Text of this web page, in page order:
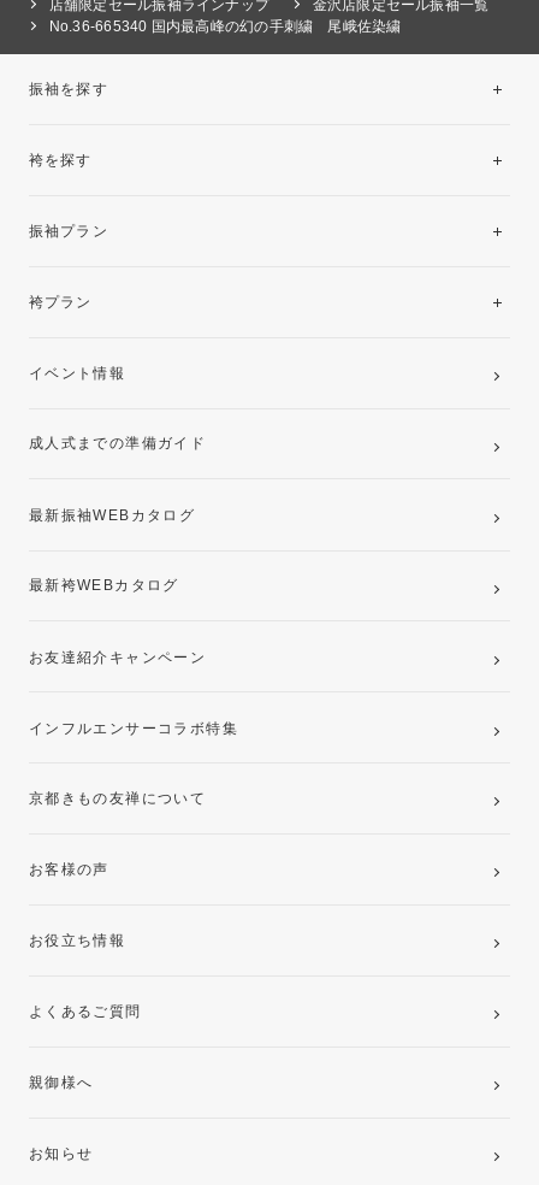
店舗限定セール振袖ラインナップ
金沢店限定セール振袖一覧
No.36-665340 国内最高峰の幻の手刺繍 尾峨佐染繍
振袖を探す
袴を探す
振袖プラン
レンタルプラン
袴プラン
卒業袴レンタルプラン
イベント情報
成人式までの準備ガイド
最新振袖WEBカタログ
最新袴WEBカタログ
お友達紹介キャンペーン
インフルエンサーコラボ特集
京都きもの友禅について
お客様の声
お役立ち情報
よくあるご質問
親御様へ
お知らせ